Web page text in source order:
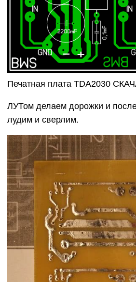
Печатная плата TDA2030
ЛУТом делаем дорожки и
лудим и сверлим.